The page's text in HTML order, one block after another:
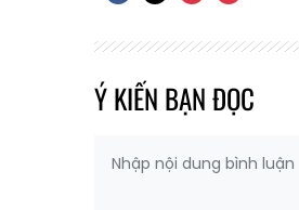
Ý KIẾN BẠN ĐỌC